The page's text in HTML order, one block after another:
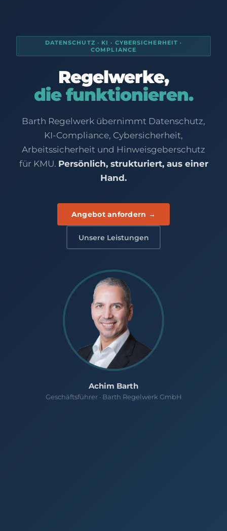
DATENSCHUTZ · KI · CYBERSICHERHEIT ·
COMPLIANCE
Regelwerke,
die funktionieren.
Barth Regelwerk übernimmt Datenschutz,
KI-Compliance, Cybersicherheit,
Arbeitssicherheit und Hinweisgeberschutz
für KMU. Persönlich, strukturiert, aus einer
Hand.
Angebot anfordern →
Unsere Leistungen
Achim Barth
Geschäftsführer · Barth Regelwerk GmbH